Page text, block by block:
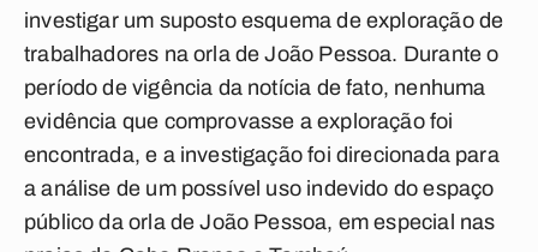
investigar um suposto esquema de exploração de
trabalhadores na orla de João Pessoa. Durante o
período de vigência da notícia de fato, nenhuma
evidência que comprovasse a exploração foi
encontrada, e a investigação foi direcionada para
a análise de um possível uso indevido do espaço
público da orla de João Pessoa, em especial nas